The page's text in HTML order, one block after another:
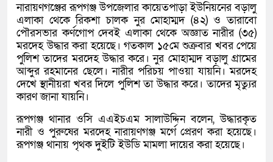
নারায়ণগঞ্জের রূপগঞ্জ উপজেলার কায়েতপাড়া ইউনিয়নের বড়ালু
এলাকা থেকে রিকশা চালক নুর মোহাম্মদ (৪২) ও তারাবো
পৌরসভার কর্ণগোপ দেবই এলাকা থেকে অজ্ঞাত নারীর (৩৫)
মরদেহ উদ্ধার করা হয়েছে। গতকাল ১৫মে শুক্রবার খবর পেয়ে
পুলিশ তাদের মরদেহ উদ্ধার করে। নুর মোহাম্মদ বড়ালু গ্রামের
আব্দুর রহমানের ছেলে। নারীর পরিচয় পাওয়া যায়নি। মরদেহ
দেখে স্থানীয়রা খবর দিলে পুলিশ তা উদ্ধার করে। তাদের মৃত্যুর
কারণ জানা যায়নি।
রূপগঞ্জ থানার ওসি এএইচএম সালাউদ্দিন বলেন, উদ্ধারকৃত
নারী ও পুরুষের মরদেহ নারায়ণগঞ্জ মর্গে প্রেরণ করা হয়েছে।
রূপগঞ্জ থানায় পৃথক দুইটি ইউডি মামলা দায়ের করা হয়েছে।